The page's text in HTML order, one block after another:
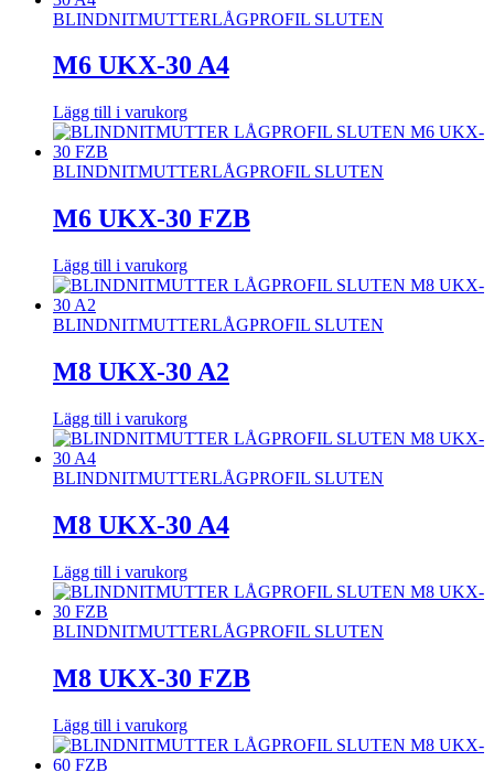
BLINDNITMUTTERLÅGPROFIL SLUTEN
M6 UKX-30 A4
Lägg till i varukorg
BLINDNITMUTTERLÅGPROFIL SLUTEN
M6 UKX-30 FZB
Lägg till i varukorg
BLINDNITMUTTERLÅGPROFIL SLUTEN
M8 UKX-30 A2
Lägg till i varukorg
BLINDNITMUTTERLÅGPROFIL SLUTEN
M8 UKX-30 A4
Lägg till i varukorg
BLINDNITMUTTERLÅGPROFIL SLUTEN
M8 UKX-30 FZB
Lägg till i varukorg